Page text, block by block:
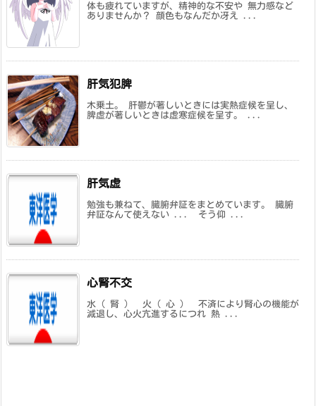
体も疲れていますが、精神的な不安や 無力感など
ありませんか？ 顔色もなんだか冴え ...
肝気犯脾
木乗土。 肝鬱が著しいときには実熱症候を呈し、
脾虚が著しいときは虚寒症候を呈す。 ...
肝気虚
勉強も兼ねて、臓腑弁証をまとめています。 臓腑
弁証なんて使えない ... そう仰 ...
心腎不交
水（ 腎 ） 火（ 心 ） 不済により腎心の機能が
減退し、心火亢進するにつれ 熱 ...